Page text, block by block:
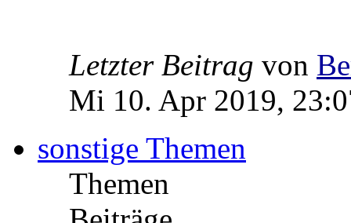
Letzter Beitrag von
Mi 10. Apr 2019,
sonstige Themen
Themen